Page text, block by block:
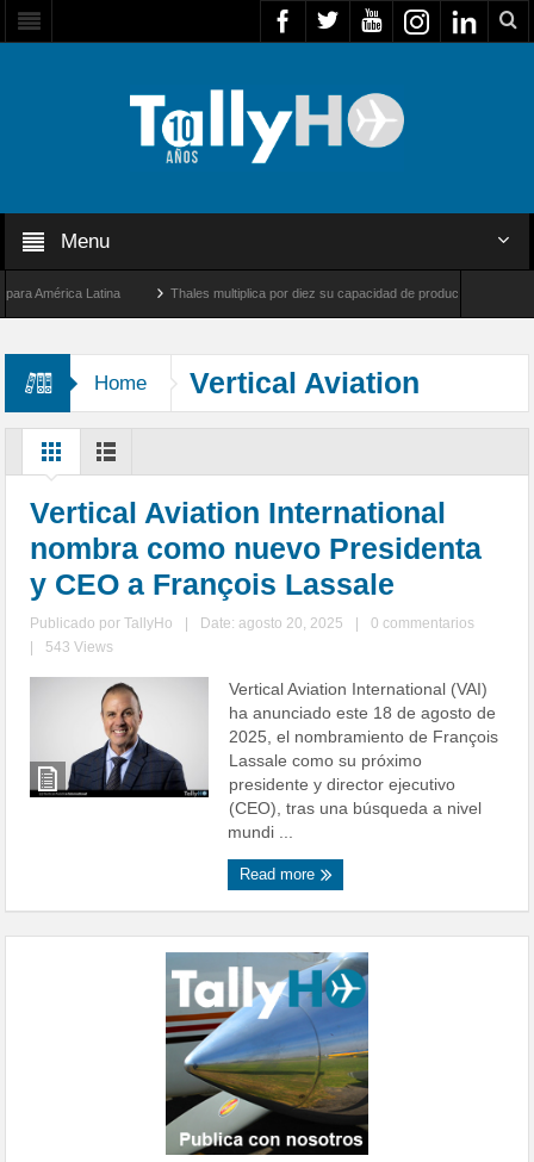
Menu
Latina Thales multiplica por diez su capacidad de producción de radares
Home
Vertical Aviation
Internacional
Vertical Aviation International
nombra como nuevo Presidenta
y CEO a François Lassale
Publicado porTallyHo Date: agosto 20, 2025
0 commentarios
543 Views
Vertical Aviation International (VAI)
ha anunciado este 18 de agosto de
2025, el nombramiento de François
Lassale como su próximo
presidente y director ejecutivo
(CEO), tras una búsqueda a nivel
mundi ...
Read more